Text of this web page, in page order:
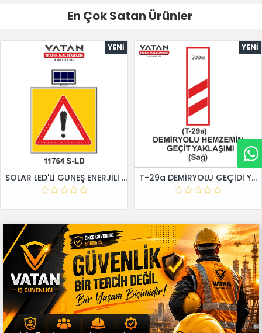
En Çok Satan Ürünler
YENI
SOLAR LED'Lİ GÜNEŞ ENERJİLİ LEVHA
YENI
T-29a DEMİRYOLU GEÇİDİ YAKLAŞIM LEVHALARI (Sağ)